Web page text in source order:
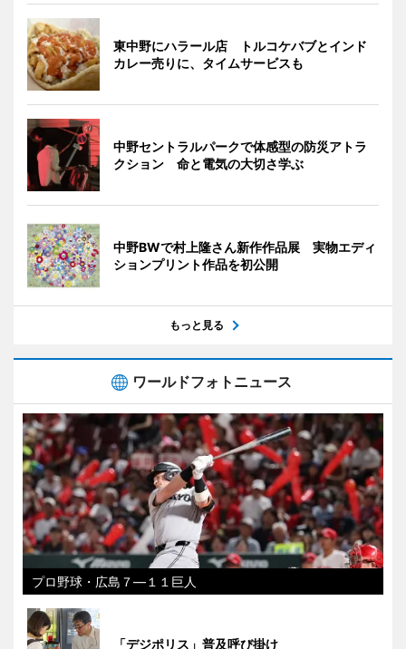
東中野にハラール店 トルコケバブとインド
カレー売りに、タイムサービスも
中野セントラルパークで体感型の防災アトラ
クション 命と電気の大切さ学ぶ
中野BWで村上隆さん新作作品展 実物エディ
ションプリント作品を初公開
もっと見る
ワールドフォトニュース
プロ野球・広島７―１１巨人
「デジポリス」普及呼び掛け